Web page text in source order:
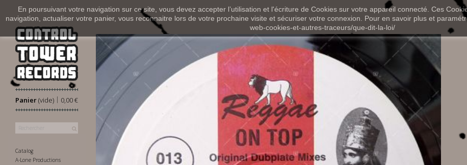
En poursuivant votre navigation sur ce site, vous devez accepter l’utilisation et l'écriture de Cookies sur votre appareil connecté. Ces
navigation, actualiser votre panier, vous reconnaitre lors de votre prochaine visite et sécuriser votre connexion. Pour en savoir plus et
web-cookies-et-autres-traceurs/que-dit-la-loi/
Panier 0,00 €
|
(vide)
Catalog
A-Lone Productions